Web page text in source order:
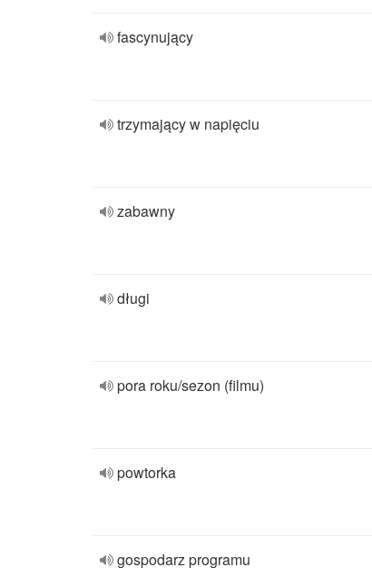
fascynujący
trzymający w napięciu
zabawny
długi
pora roku/sezon (filmu)
powtorka
gospodarz programu